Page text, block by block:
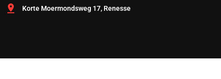
Korte Moermondsweg 17, Renesse